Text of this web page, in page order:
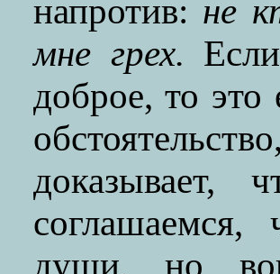
напротив: не
мне грех.
доброе, то
души, но